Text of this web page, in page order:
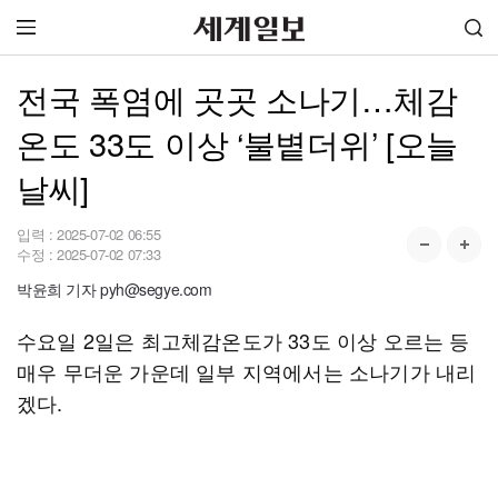
전국 폭염에 곳곳 소나기…체감
온도 33도 이상 ‘불볕더위’ [오늘
날씨]
입력 : 2025-07-02 06:55
수정 : 2025-07-02 07:33
박윤희 기자 pyh@segye.com
수요일 2일은 최고체감온도가 33도 이상 오르는 등
매우 무더운 가운데 일부 지역에서는 소나기가 내리
겠다.